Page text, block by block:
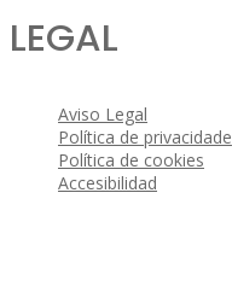
LEGAL
Aviso Legal
Política de privacidade
Política de cookies
Accesibilidad